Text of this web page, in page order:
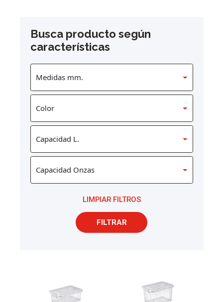
Busca producto según
características
LIMPIAR FILTROS
FILTRAR